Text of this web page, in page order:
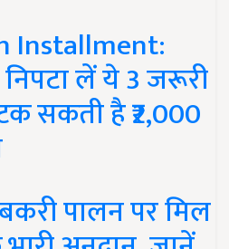
Installment:
लें ये 3 जरूरी
सकती है ₹2,000
पालन पर मिल